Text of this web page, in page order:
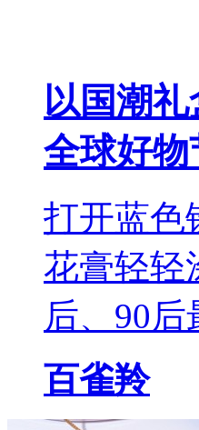
以国潮
全球好物
打开蓝色
花膏轻轻
后、90
百雀羚